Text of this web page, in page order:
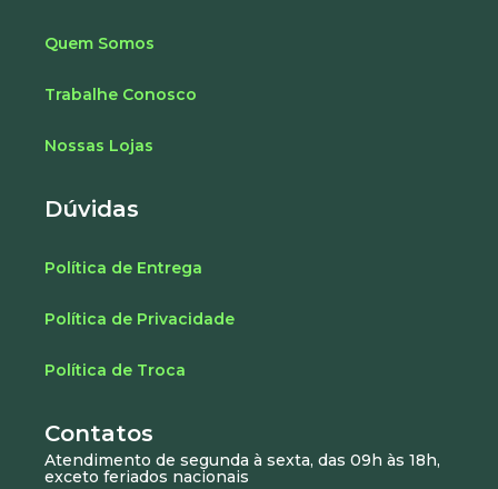
Quem Somos
Trabalhe Conosco
Nossas Lojas
Dúvidas
Política de Entrega
Política de Privacidade
Política de Troca
Contatos
Atendimento de segunda à sexta, das 09h às 18h,
exceto feriados nacionais